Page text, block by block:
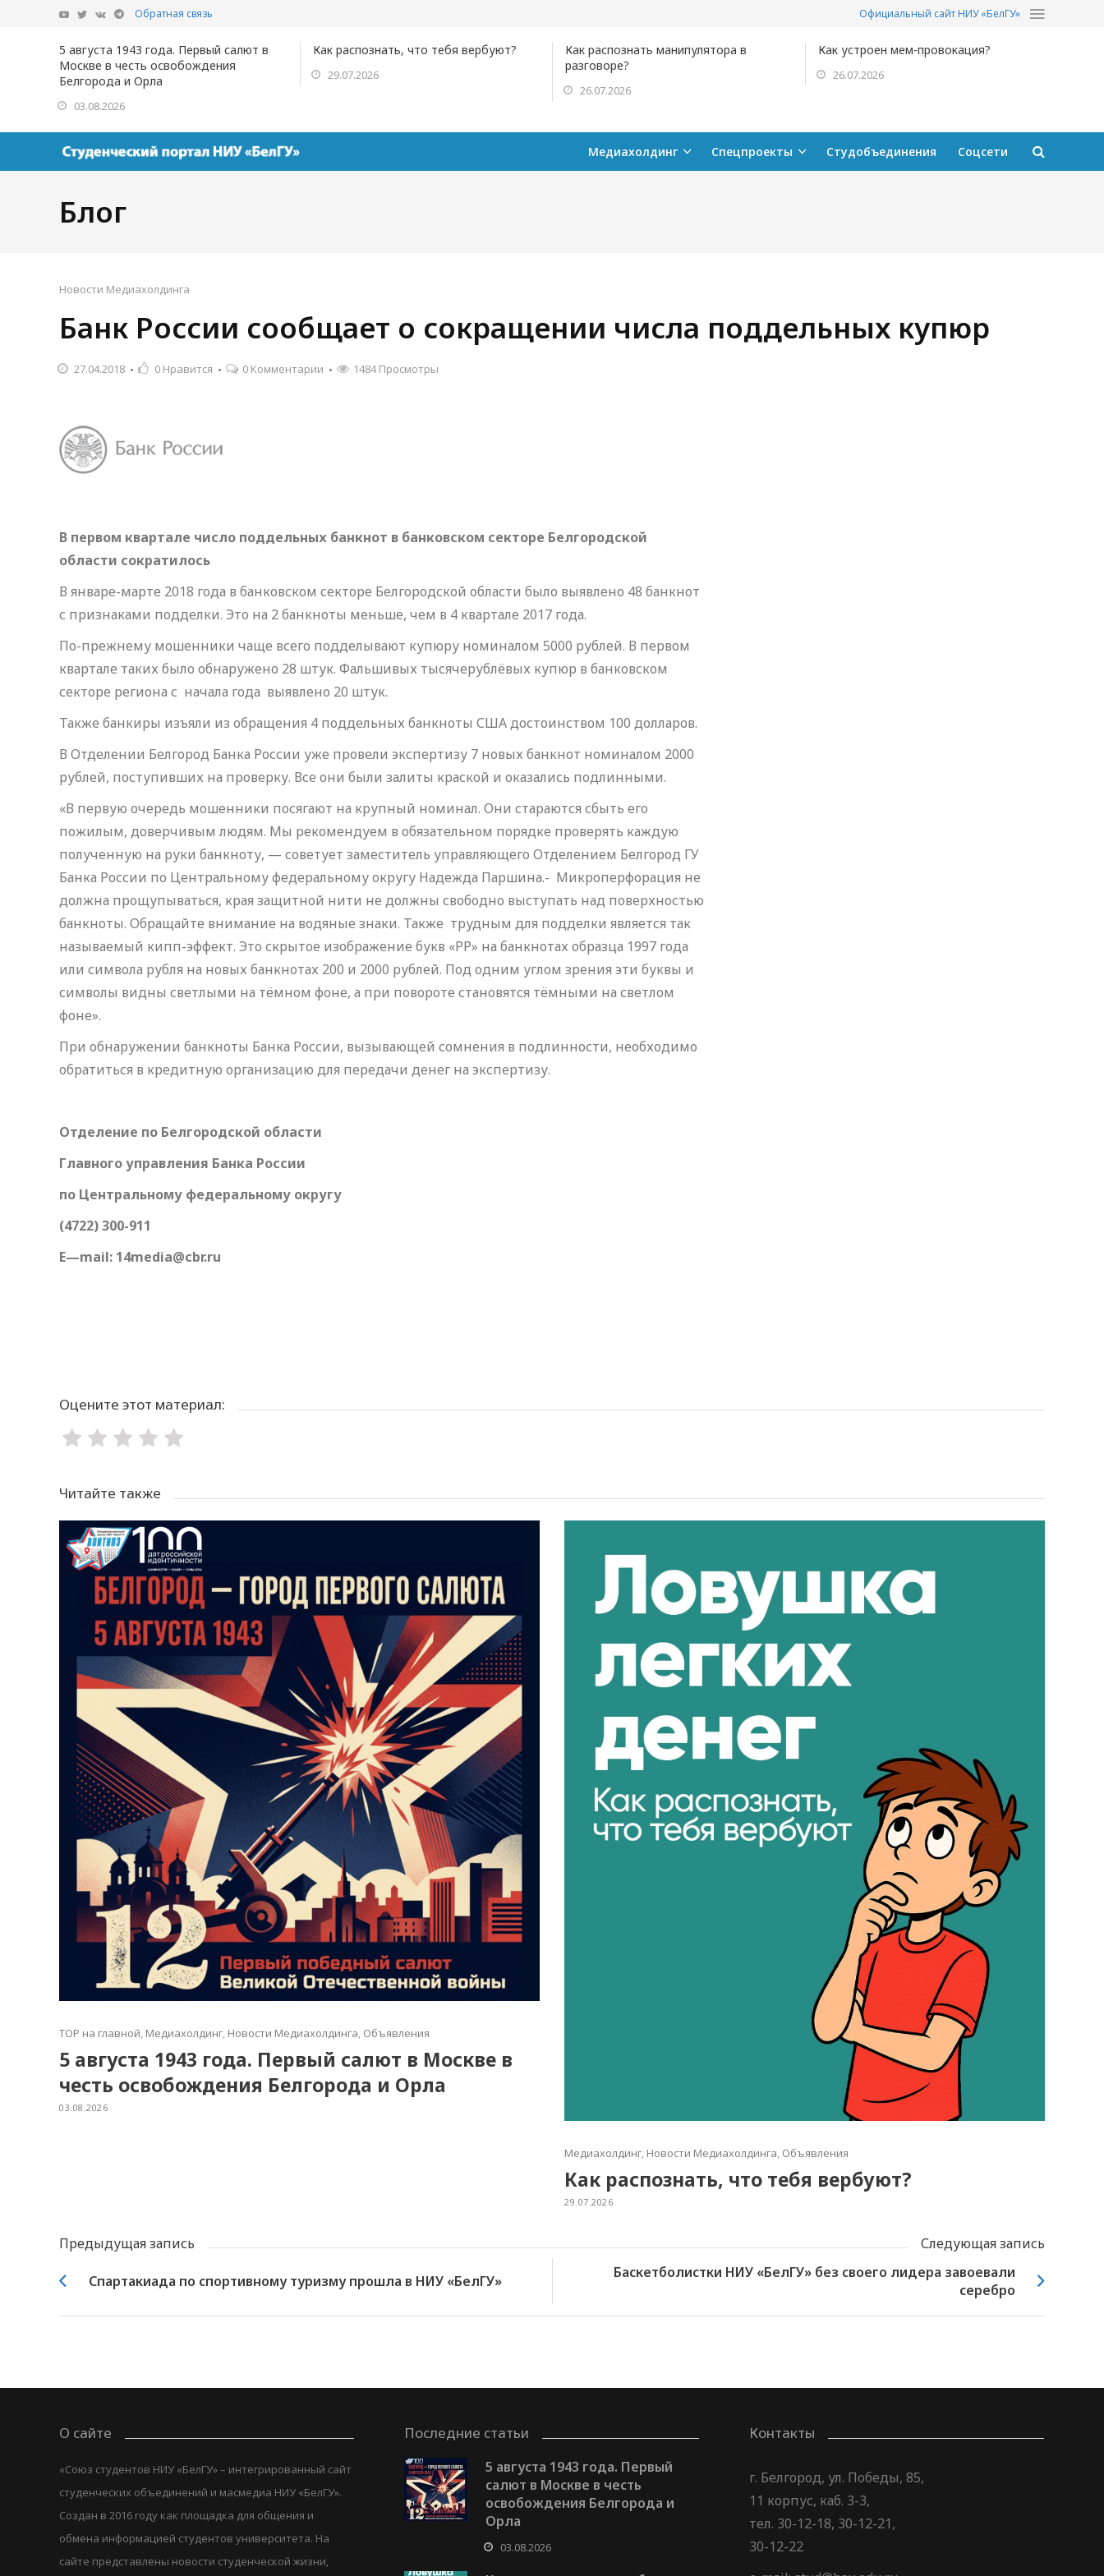
Обратная связь Официальный сайт НИУ «БелГУ»
5 августа 1943 года. Первый салют в
Москве в честь освобождения
Белгорода и Орла
03.08.2026
Как распознать, что тебя вербуют?
29.07.2026
Как распознать манипулятора в
разговоре?
26.07.2026
Как устроен мем-провокация?
26.07.2026
Медиахолдинг Спецпроекты Студобъединения Соцсети
Блог
Новости Медиахолдинга
Банк России сообщает о сокращении числа поддельных купюр
27.04.2018 0 Нравится 0 Комментарии 1484 Просмотры
В первом квартале число поддельных банкнот в банковском секторе Белгородской
области сократилось
В январе-марте 2018 года в банковском секторе Белгородской области было выявлено 48 банкнот
с признаками подделки. Это на 2 банкноты меньше, чем в 4 квартале 2017 года.
По-прежнему мошенники чаще всего подделывают купюру номиналом 5000 рублей. В первом
квартале таких было обнаружено 28 штук. Фальшивых тысячерублёвых купюр в банковском
секторе региона с начала года выявлено 20 штук.
Также банкиры изъяли из обращения 4 поддельных банкноты США достоинством 100 долларов.
В Отделении Белгород Банка России уже провели экспертизу 7 новых банкнот номиналом 2000
рублей, поступивших на проверку. Все они были залиты краской и оказались подлинными.
«В первую очередь мошенники посягают на крупный номинал. Они стараются сбыть его
пожилым, доверчивым людям. Мы рекомендуем в обязательном порядке проверять каждую
полученную на руки банкноту, — советует заместитель управляющего Отделением Белгород ГУ
Банка России по Центральному федеральному округу Надежда Паршина.- Микроперфорация не
должна прощупываться, края защитной нити не должны свободно выступать над поверхностью
банкноты. Обращайте внимание на водяные знаки. Также трудным для подделки является так
называемый кипп-эффект. Это скрытое изображение букв «РР» на банкнотах образца 1997 года
или символа рубля на новых банкнотах 200 и 2000 рублей. Под одним углом зрения эти буквы и
символы видны светлыми на тёмном фоне, а при повороте становятся тёмными на светлом
фоне».
При обнаружении банкноты Банка России, вызывающей сомнения в подлинности, необходимо
обратиться в кредитную организацию для передачи денег на экспертизу.
Отделение по Белгородской области
Главного управления Банка России
по Центральному федеральному округу
(4722) 300-911
E—mail: 14media@cbr.ru
Оцените этот материал:
Читайте также
TOP на главной, Медиахолдинг, Новости Медиахолдинга, Объявления
5 августа 1943 года. Первый салют в Москве в
честь освобождения Белгорода и Орла
03.08.2026
Медиахолдинг, Новости Медиахолдинга, Объявления
Как распознать, что тебя вербуют?
29.07.2026
Предыдущая запись Следующая запись
Cпартакиада по спортивному туризму прошла в НИУ «БелГУ»
Баскетболистки НИУ «БелГУ» без своего лидера завоевали
серебро
О сайте
«Союз студентов НИУ «БелГУ» – интегрированный сайт
студенческих объединений и масмедиа НИУ «БелГУ».
Создан в 2016 году как площадка для общения и
обмена информацией студентов университета. На
сайте представлены новости студенческой жизни,
Последние статьи
5 августа 1943 года. Первый
салют в Москве в честь
освобождения Белгорода и
Орла
03.08.2026
Контакты
г. Белгород, ул. Победы, 85,
11 корпус, каб. 3-3,
тел. 30-12-18, 30-12-21,
30-12-22